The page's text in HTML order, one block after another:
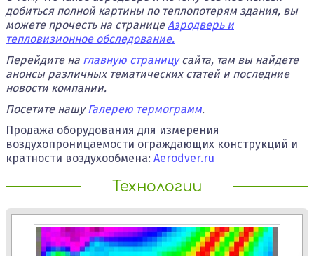
добиться полной картины по теплопотерям здания, вы
можете прочесть на страницеАэродверь и
тепловизионное обследование.
Перейдите на главную страницусайта, там вы найдете
анонсы различных тематических статей и последние
новости компании.
Посетите нашуГалерею термограмм.
Продажа оборудования для измерения
воздухопроницаемости ограждающих конструкций и
кратности воздухообмена: Aerodver.ru
Технологии